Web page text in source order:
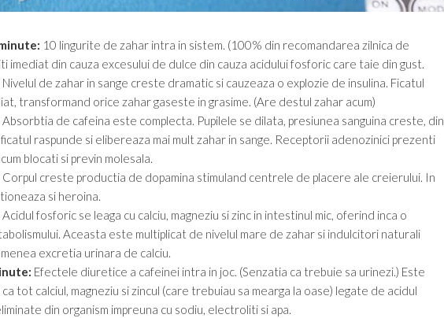
10 lingurite de zahar intra in sistem. (100% din recomandarea zilnica de
imediat din cauza excesului de dulce din cauza acidului fosforic care taie din gust.
Nivelul de zahar in sange creste dramatic si cauzeaza o explozie de insulina. Ficatul
transformand orice zahar gaseste in grasime. (Are destul zahar acum)
Absorbtia de cafeina este complecta. Pupilele se dilata, presiunea sanguina creste, din
raspunde si elibereaza mai mult zahar in sange. Receptorii adenozinici prezenti
blocati si previn molesala.
Corpul creste productia de dopamina stimuland centrele de placere ale creierului. In
si heroina.
Acidul fosforic se leaga cu calciu, magneziu si zinc in intestinul mic, oferind inca o
Aceasta este multiplicat de nivelul mare de zahar si indulcitori naturali
excretia urinara de calciu.
Efectele diuretice a cafeinei intra in joc. (Senzatia ca trebuie sa urinezi.) Este
ca tot calciul, magneziu si zincul (care trebuiau sa mearga la oase) legate de acidul
din organism impreuna cu sodiu, electroliti si apa.